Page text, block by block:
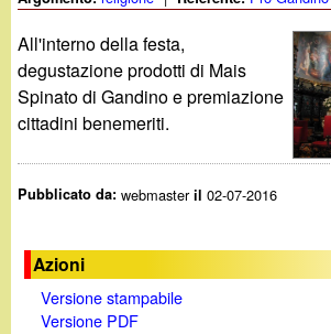
.
g
a
n
i
e
r
c
a
All'interno della festa,
degustazione prodotti di Mais
Spinato di Gandino e premiazione
cittadini benemeriti.
Pubblicato da:webmasteril 02-07-2016
Azioni
Versione stampabile
Versione PDF